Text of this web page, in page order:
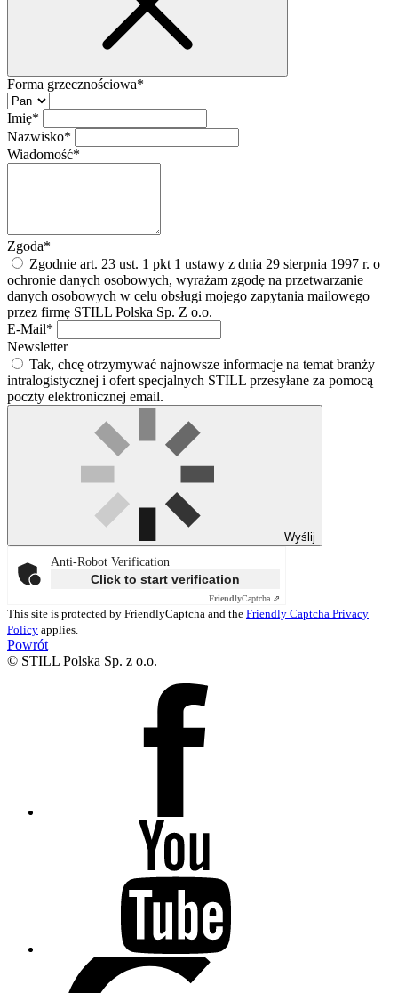
Forma grzecznościowa*
Imię*
Nazwisko*
Wiadomość*
Zgoda*
Zgodnie art. 23 ust. 1 pkt 1 ustawy z dnia 29 sierpnia 1997 r. o
ochronie danych osobowych, wyrażam zgodę na przetwarzanie
danych osobowych w celu obsługi mojego zapytania mailowego
przez firmę STILL Polska Sp. Z o.o.
E-Mail*
Newsletter
Tak, chcę otrzymywać najnowsze informacje na temat branży
intralogistycznej i ofert specjalnych STILL przesyłane za pomocą
poczty elektronicznej email.
Wyślij
Anti-Robot Verification
Click to start verification
FriendlyCaptcha ⇗
This site is protected by FriendlyCaptcha and the Friendly Captcha Privacy
Policy applies.
Powrót
© STILL Polska Sp. z o.o.